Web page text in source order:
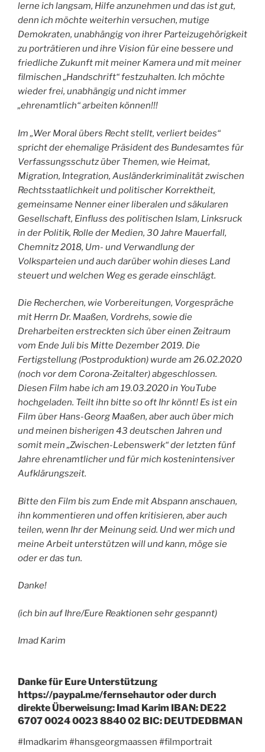
lerne ich langsam, Hilfe anzunehmen und das ist gut,
denn ich möchte weiterhin versuchen, mutige
Demokraten, unabhängig von ihrer Parteizugehörigkeit
zu porträtieren und ihre Vision für eine bessere und
friedliche Zukunft mit meiner Kamera und mit meiner
filmischen „Handschrift“ festzuhalten. Ich möchte
wieder frei, unabhängig und nicht immer
„ehrenamtlich“ arbeiten können!!!
Im „Wer Moral übers Recht stellt, verliert beides“
spricht der ehemalige Präsident des Bundesamtes für
Verfassungsschutz über Themen, wie Heimat,
Migration, Integration, Ausländerkriminalität zwischen
Rechtsstaatlichkeit und politischer Korrektheit,
gemeinsame Nenner einer liberalen und säkularen
Gesellschaft, Einfluss des politischen Islam, Linksruck
in der Politik, Rolle der Medien, 30 Jahre Mauerfall,
Chemnitz 2018, Um- und Verwandlung der
Volksparteien und auch darüber wohin dieses Land
steuert und welchen Weg es gerade einschlägt.
Die Recherchen, wie Vorbereitungen, Vorgespräche
mit Herrn Dr. Maaßen, Vordrehs, sowie die
Dreharbeiten erstreckten sich über einen Zeitraum
vom Ende Juli bis Mitte Dezember 2019. Die
Fertigstellung (Postproduktion) wurde am 26.02.2020
(noch vor dem Corona-Zeitalter) abgeschlossen.
Diesen Film habe ich am 19.03.2020 in YouTube
hochgeladen. Teilt ihn bitte so oft Ihr könnt! Es ist ein
Film über Hans-Georg Maaßen, aber auch über mich
und meinen bisherigen 43 deutschen Jahren und
somit mein „Zwischen-Lebenswerk“ der letzten fünf
Jahre ehrenamtlicher und für mich kostenintensiver
Aufklärungszeit.
Bitte den Film bis zum Ende mit Abspann anschauen,
ihn kommentieren und offen kritisieren, aber auch
teilen, wenn Ihr der Meinung seid. Und wer mich und
meine Arbeit unterstützen will und kann, möge sie
oder er das tun.
Danke!
(ich bin auf Ihre/Eure Reaktionen sehr gespannt)
Imad Karim
Danke für Eure Unterstützung
https://paypal.me/fernsehautor oder durch
direkte Überweisung: Imad Karim IBAN: DE22
6707 0024 0023 8840 02 BIC: DEUTDEDBMAN
#Imadkarim #hansgeorgmaassen #filmportrait